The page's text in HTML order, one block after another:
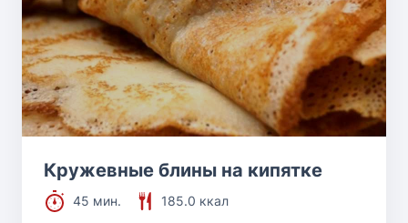
Кружевные блины на кипятке
45 мин.
185.0 ккал